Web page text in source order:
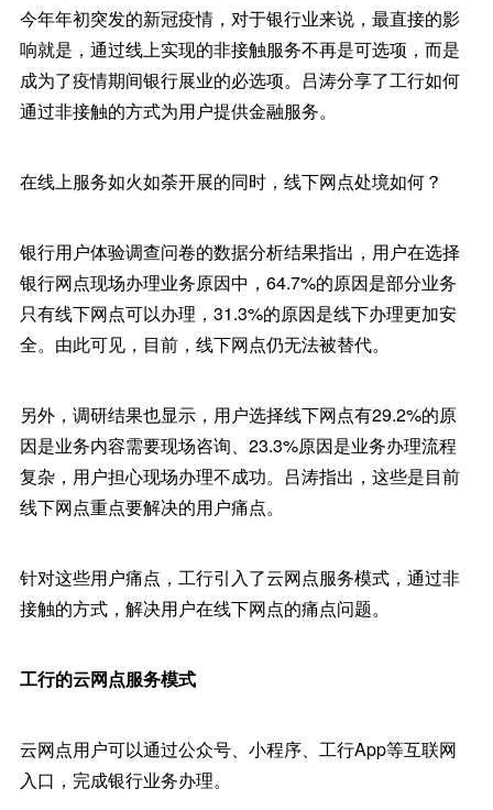
今年年初突发的新冠疫情，对于银行业来说，最直接的影
响就是，通过线上实现的非接触服务不再是可选项，而是
成为了疫情期间银行展业的必选项。吕涛分享了工行如何
通过非接触的方式为用户提供金融服务。
在线上服务如火如荼开展的同时，线下网点处境如何？
银行用户体验调查问卷的数据分析结果指出，用户在选择
银行网点现场办理业务原因中，64.7%的原因是部分业务
只有线下网点可以办理，31.3%的原因是线下办理更加安
全。由此可见，目前，线下网点仍无法被替代。
另外，调研结果也显示，用户选择线下网点有29.2%的原
因是业务内容需要现场咨询、23.3%原因是业务办理流程
复杂，用户担心现场办理不成功。吕涛指出，这些是目前
线下网点重点要解决的用户痛点。
针对这些用户痛点，工行引入了云网点服务模式，通过非
接触的方式，解决用户在线下网点的痛点问题。
工行的云网点服务模式
云网点用户可以通过公众号、小程序、工行App等互联网
入口，完成银行业务办理。